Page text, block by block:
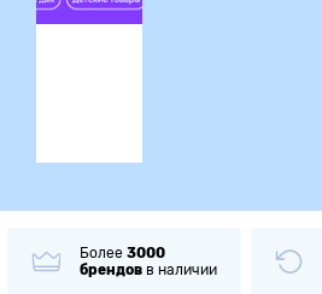
Более 3000
брендов в наличии